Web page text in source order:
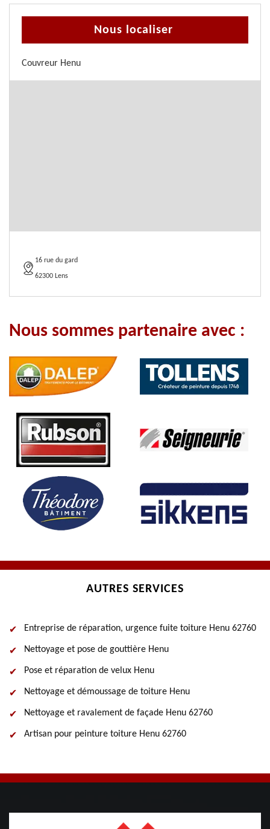
Nous localiser
Couvreur Henu
16 rue du gard
62300 Lens
Nous sommes partenaire avec :
AUTRES SERVICES
Entreprise de réparation, urgence fuite toiture Henu 62760
Nettoyage et pose de gouttière Henu
Pose et réparation de velux Henu
Nettoyage et démoussage de toiture Henu
Nettoyage et ravalement de façade Henu 62760
Artisan pour peinture toiture Henu 62760